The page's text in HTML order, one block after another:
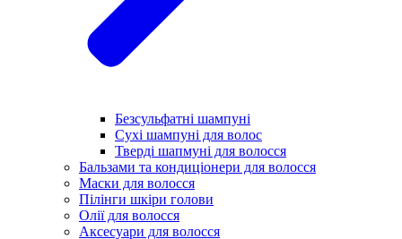
Безсульфатні шампуні
Сухі шампуні для волос
Тверді шапмуні для волосся
Бальзами та кондиціонери для волосся
Маски для волосся
Пілінги шкіри голови
Олії для волосся
Аксесуари для волосся